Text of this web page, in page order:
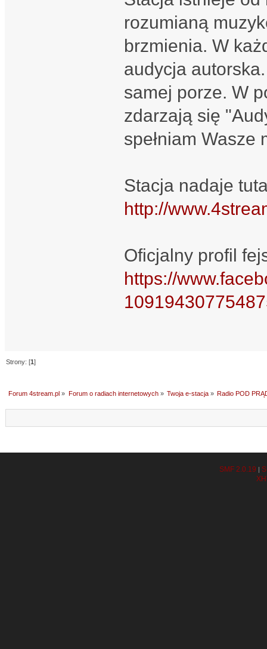
rozumianą
brzmienia. W
audycja
samej porze. W
zdarzają się
spełniam Wasze
Stacja nadaje
http://
Oficjalny profil
https://
Strony: [1]
Forum 4stream.pl » Forum o radiach internetowych» Twoja e-stacja» Radio POD
SMF 2.0.19 |